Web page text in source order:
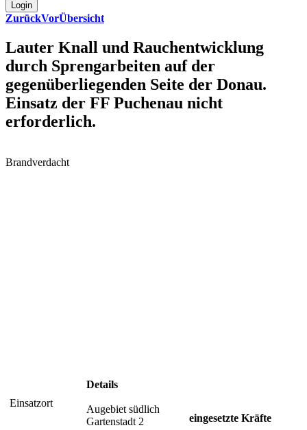
ZurückVorÜbersicht
Lauter Knall und Rauchentwicklung
durch Sprengarbeiten auf der
gegenüberliegenden Seite der Donau.
Einsatz der FF Puchenau nicht
erforderlich.
Brandverdacht
Einsatzort
Details
Augebiet südlich
Gartenstadt 2
eingesetzte Kräfte